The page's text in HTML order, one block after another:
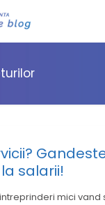
salarii!
mici vand